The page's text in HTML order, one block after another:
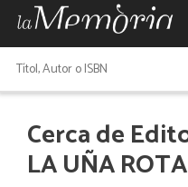
Cerca de
LA UÑA ROTA